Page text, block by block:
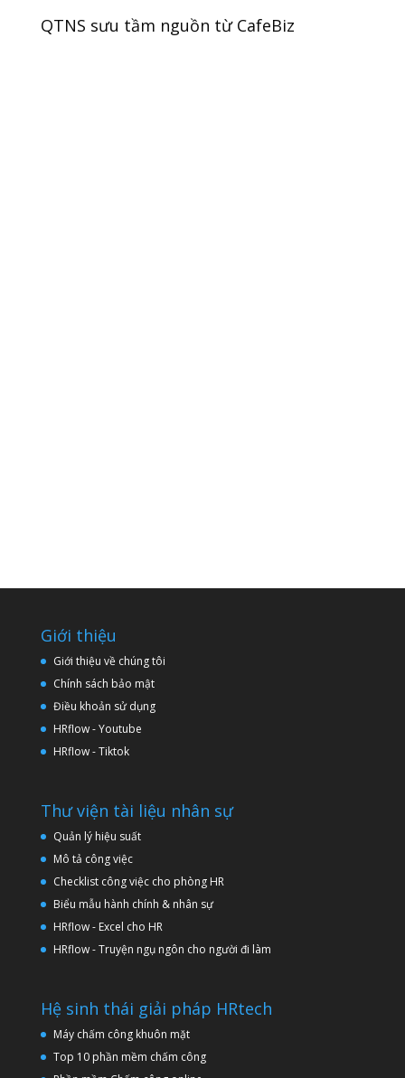
QTNS sưu tầm nguồn từ CafeBiz
Giới thiệu
Giới thiệu về chúng tôi
Chính sách bảo mật
Điều khoản sử dụng
HRflow - Youtube
HRflow - Tiktok
Thư viện tài liệu nhân sự
Quản lý hiệu suất
Mô tả công việc
Checklist công việc cho phòng HR
Biểu mẫu hành chính & nhân sự
HRflow - Excel cho HR
HRflow - Truyện ngụ ngôn cho người đi làm
Hệ sinh thái giải pháp HRtech
Máy chấm công khuôn mặt
Top 10 phần mềm chấm công